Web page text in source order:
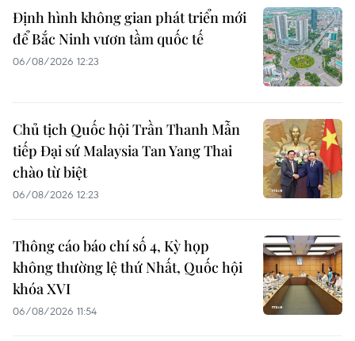
Định hình không gian phát triển mới
để Bắc Ninh vươn tầm quốc tế
06/08/2026 12:23
Chủ tịch Quốc hội Trần Thanh Mẫn
tiếp Đại sứ Malaysia Tan Yang Thai
chào từ biệt
06/08/2026 12:23
Thông cáo báo chí số 4, Kỳ họp
không thường lệ thứ Nhất, Quốc hội
khóa XVI
06/08/2026 11:54